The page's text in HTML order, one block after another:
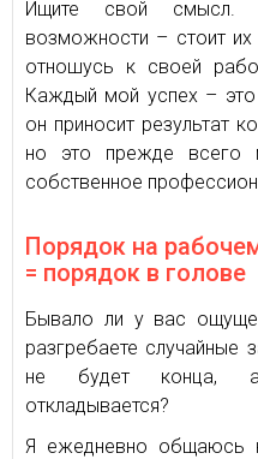
Ищите свой смысл.
возможности – стоит их
отношусь к своей
Каждый мой успех –
он приносит результат
но это прежде
собственное
Порядок на
= порядок в голове
Бывало ли у вас
разгребаете случайные
не будет конца, а
откладывается?
Я ежедневно общаюсь